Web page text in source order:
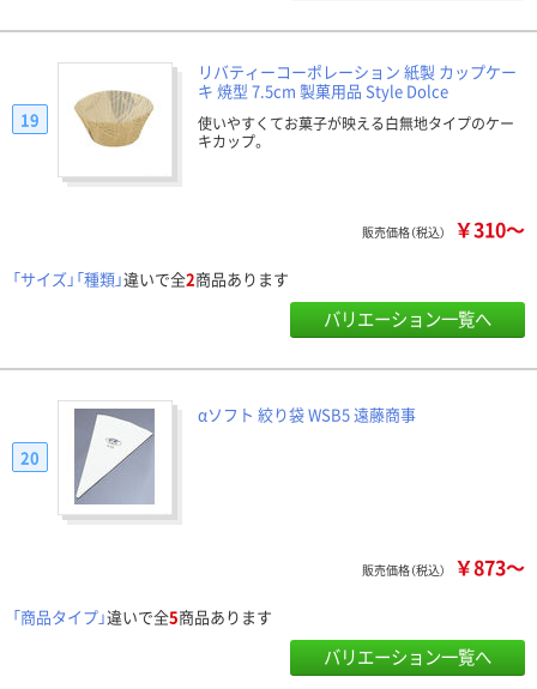
リバティーコーポレーション 紙製 カップケー
キ 焼型 7.5cm 製菓用品 Style Dolce
使いやすくてお菓子が映える白無地タイプのケー
キカップ。
19
販売価格（税込） ￥310～
「サイズ」「種類」違いで全2商品あります
バリエーション一覧へ
αソフト 絞り袋 WSB5 遠藤商事
20
販売価格（税込） ￥873～
「商品タイプ」違いで全5商品あります
バリエーション一覧へ